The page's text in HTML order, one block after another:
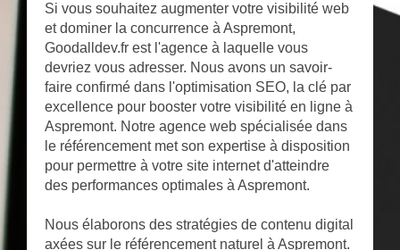
Si vous souhaitez augmenter votre visibilité web
et dominer la concurrence à Aspremont,
Goodalldev.fr est l'agence à laquelle vous
devriez vous adresser. Nous avons un savoir-
faire confirmé dans l'optimisation SEO, la clé par
excellence pour booster votre visibilité en ligne à
Aspremont. Notre agence web spécialisée dans
le référencement met son expertise à disposition
pour permettre à votre site internet d'atteindre
des performances optimales à Aspremont.
Nous élaborons des stratégies de contenu digital
axées sur le référencement naturel à Aspremont.